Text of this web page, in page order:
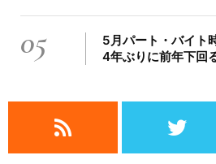
05
5月パート・バイト
4年ぶりに前年下回